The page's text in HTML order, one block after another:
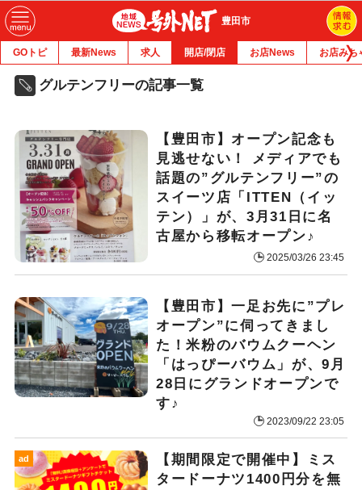
豊田市
GOトピ 最新News 求人 開店/閉店 お店News お店みち
グルテンフリーの記事一覧
【豊田市】オープン記念も
見逃せない！ メディアでも
話題の”グルテンフリー”の
スイーツ店「ITTEN（イッ
テン）」が、3月31日に名
古屋から移転オープン♪
2025/03/26 23:45
【豊田市】一足お先に”プレ
オープン”に伺ってきまし
た！米粉のバウムクーヘン
「はっぴーバウム」が、9月
28日にグランドオープンで
す♪
2023/09/22 23:05
ad
【期間限定で開催中】ミス
タードーナツ1400円分を無